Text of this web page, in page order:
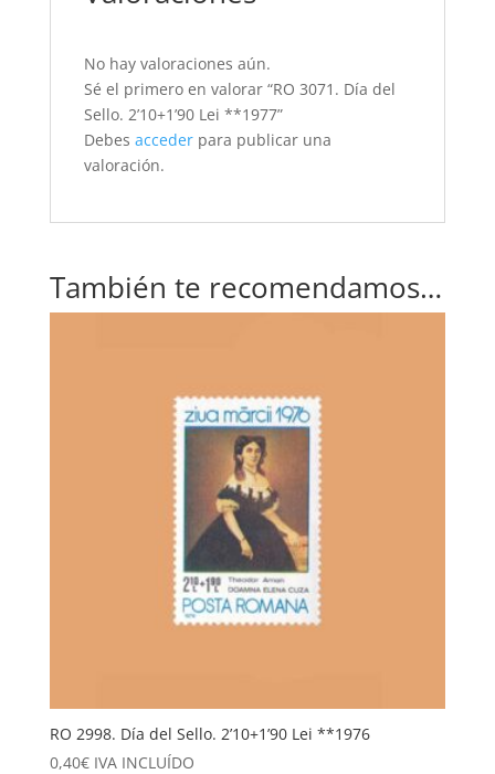
No hay valoraciones aún.
Sé el primero en valorar “RO 3071. Día del
Sello. 2’10+1’90 Lei **1977”
Debes accederpara publicar una
valoración.
También te recomendamos…
RO 2998. Día del Sello. 2’10+1’90 Lei **1976
0,40€ IVA INCLUÍDO